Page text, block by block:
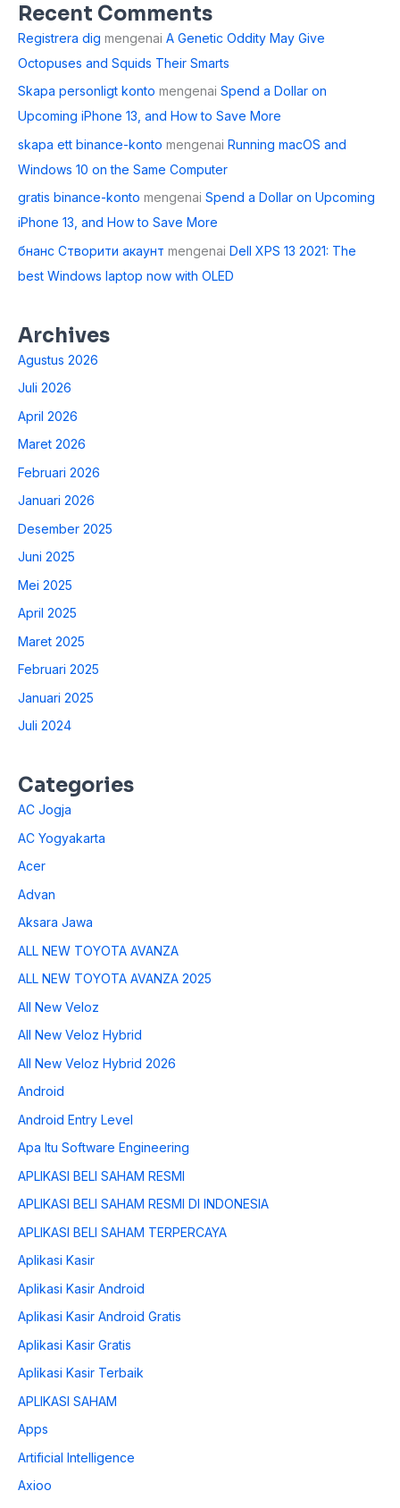
Recent Comments
Registrera dig mengenai A Genetic Oddity May Give
Octopuses and Squids Their Smarts
Skapa personligt konto mengenai Spend a Dollar on
Upcoming iPhone 13, and How to Save More
skapa ett binance-konto mengenai Running macOS and
Windows 10 on the Same Computer
gratis binance-konto mengenai Spend a Dollar on Upcoming
iPhone 13, and How to Save More
бнанс Створити акаунт mengenai Dell XPS 13 2021: The
best Windows laptop now with OLED
Archives
Agustus 2026
Juli 2026
April 2026
Maret 2026
Februari 2026
Januari 2026
Desember 2025
Juni 2025
Mei 2025
April 2025
Maret 2025
Februari 2025
Januari 2025
Juli 2024
Categories
AC Jogja
AC Yogyakarta
Acer
Advan
Aksara Jawa
ALL NEW TOYOTA AVANZA
ALL NEW TOYOTA AVANZA 2025
All New Veloz
All New Veloz Hybrid
All New Veloz Hybrid 2026
Android
Android Entry Level
Apa Itu Software Engineering
APLIKASI BELI SAHAM RESMI
APLIKASI BELI SAHAM RESMI DI INDONESIA
APLIKASI BELI SAHAM TERPERCAYA
Aplikasi Kasir
Aplikasi Kasir Android
Aplikasi Kasir Android Gratis
Aplikasi Kasir Gratis
Aplikasi Kasir Terbaik
APLIKASI SAHAM
Apps
Artificial Intelligence
Axioo